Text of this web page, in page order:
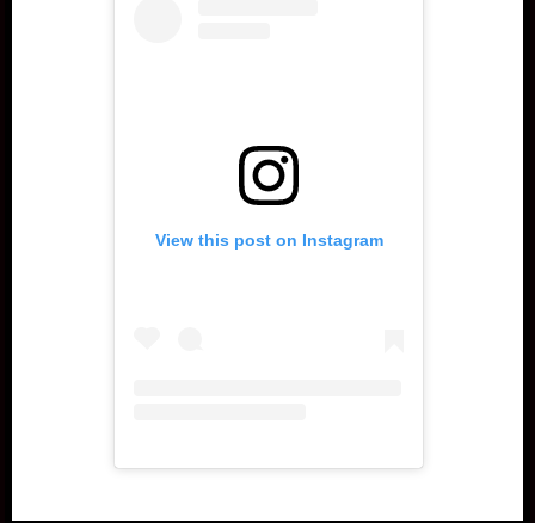
View this post on Instagram